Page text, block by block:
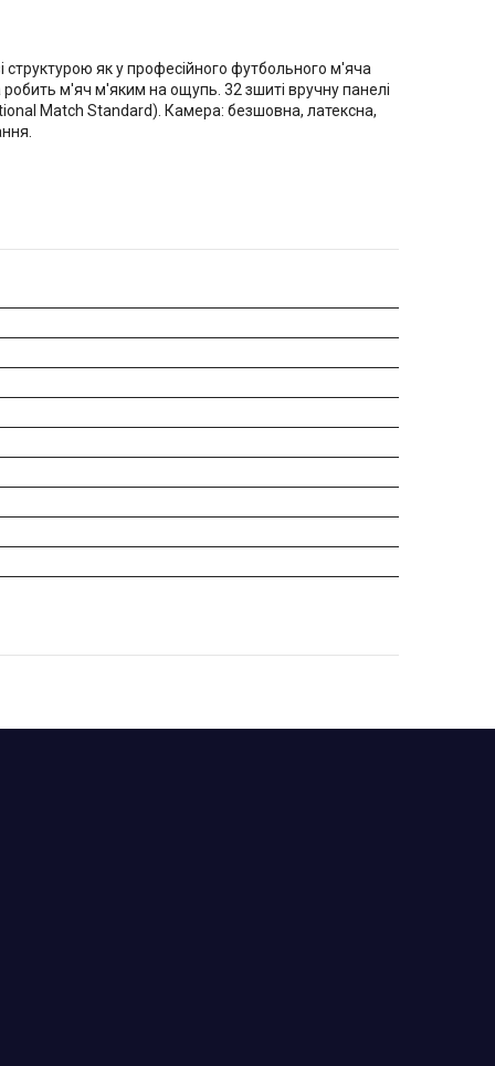
як у професійного футбольного м'яча
м'яч м'яким на ощупь. 32 зшиті вручну панелі
Match Standard). Камера: безшовна, латексна,